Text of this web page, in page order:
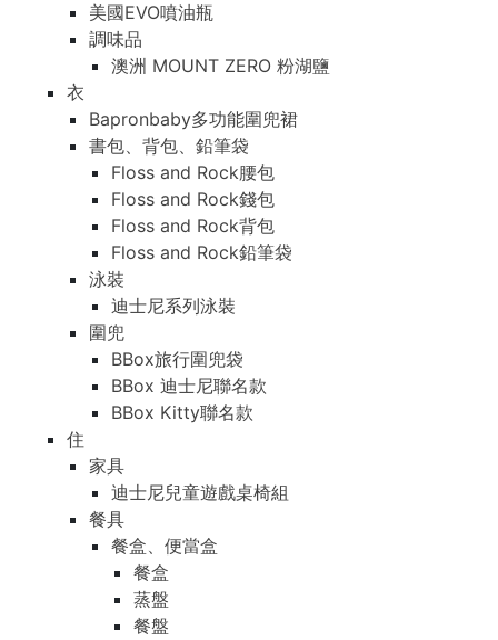
美國EVO噴油瓶
調味品
澳洲 MOUNT ZERO 粉湖鹽
衣
Bapronbaby多功能圍兜裙
書包、背包、鉛筆袋
Floss and Rock腰包
Floss and Rock錢包
Floss and Rock背包
Floss and Rock鉛筆袋
泳裝
迪士尼系列泳裝
圍兜
BBox旅行圍兜袋
BBox 迪士尼聯名款
BBox Kitty聯名款
住
家具
迪士尼兒童遊戲桌椅組
餐具
餐盒、便當盒
餐盒
蒸盤
餐盤